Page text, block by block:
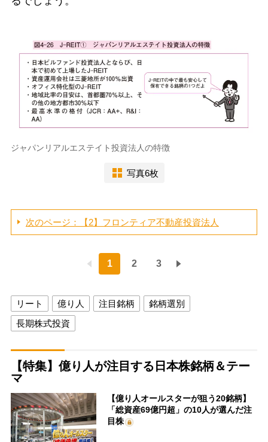
ジャパンリアルエステイト投資法人の特徴
写真6枚
次のページ：【2】フロンティア不動産投資法人
1 2 3
リート 億り人 注目銘柄
銘柄選別
長期株式投資
【特集】億り人が注目する日本株銘柄＆テー
マ
【億り人オールスターが狙う20銘柄】
「総資産69億円超」の10人が選んだ注
目株